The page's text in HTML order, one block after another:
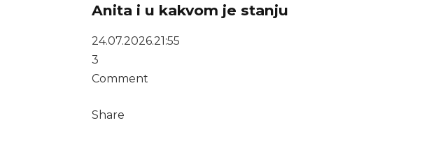
Anita i u kakvom je stanju
24.07.2026.21:55
3
Comment
Share